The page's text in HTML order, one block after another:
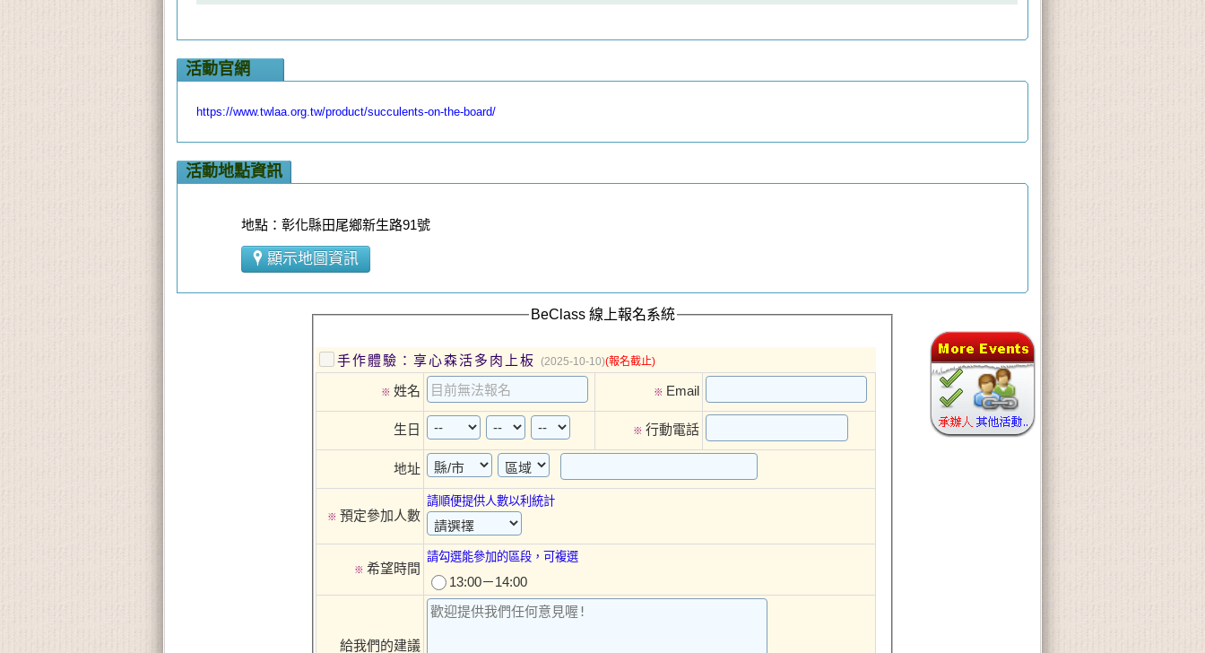
活動官網
https://www.twlaa.org.tw/product/succulents-on-the-board/
活動地點資訊
地點：彰化縣田尾鄉新生路91號
顯示地圖資訊
BeClass 線上報名系統
手作體驗：享心森活多肉上板 (2025-10-10)(報名截止)
※ 姓名 ※ Email
生日 ※ 行動電話
地址
※ 預定參加人數
請順便提供人數以利統計
※ 希望時間
請勾選能參加的區段，可複選
13:00－14:00
給我們的建議